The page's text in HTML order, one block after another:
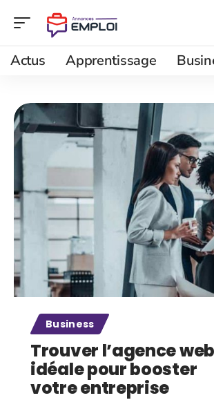
Actus Apprentissage
Business
Trouver l’agence web
idéale pour booster
votre entreprise